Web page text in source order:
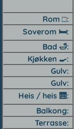
Rom □
Soverom 🛏
Bad 🛁
Kjøkken 🍳︎
Gulv
Gulv
Heis / heis 🛗︎
Balkong
Terrasse